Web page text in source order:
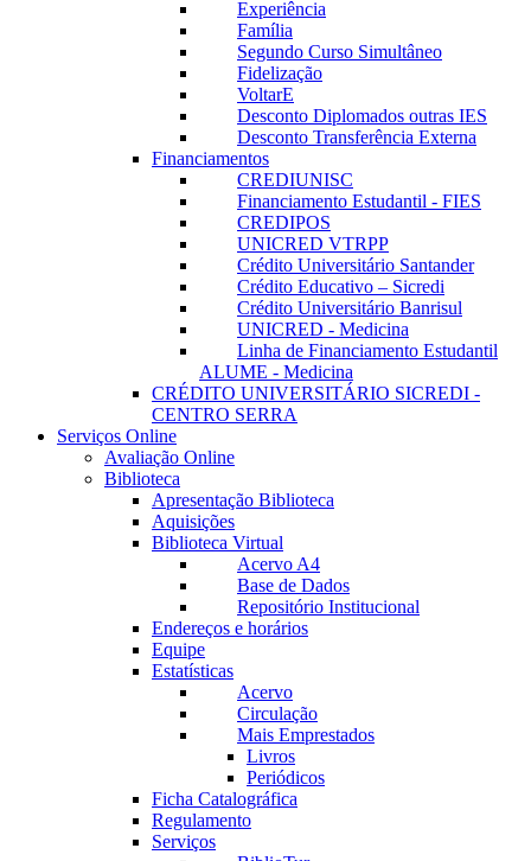
Experiência
Família
Segundo Curso Simultâneo
Fidelização
VoltarE
Desconto Diplomados outras IES
Desconto Transferência Externa
Financiamentos
CREDIUNISC
Financiamento Estudantil - FIES
CREDIPOS
UNICRED VTRPP
Crédito Universitário Santander
Crédito Educativo – Sicredi
Crédito Universitário Banrisul
UNICRED - Medicina
Linha de Financiamento Estudantil
ALUME - Medicina
CRÉDITO UNIVERSITÁRIO SICREDI -
CENTRO SERRA
Serviços Online
Avaliação Online
Biblioteca
Apresentação Biblioteca
Aquisições
Biblioteca Virtual
Acervo A4
Base de Dados
Repositório Institucional
Endereços e horários
Equipe
Estatísticas
Acervo
Circulação
Mais Emprestados
Livros
Periódicos
Ficha Catalográfica
Regulamento
Serviços